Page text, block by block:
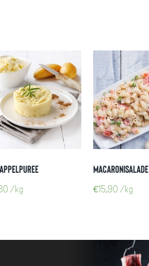
/kg
Macaronisalade
€15,90 /kg